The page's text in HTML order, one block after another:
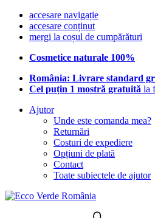
accesare navigație
accesare conținut
mergi la coșul de cumpărături
Cosmetice naturale 100%
România: Livrare standard
Cel puțin 1 mostră gratuită la
Ajutor
Unde este comanda mea?
Returnări
Costuri de expediere
Opțiuni de plată
Contact
Toate subiectele de ajutor